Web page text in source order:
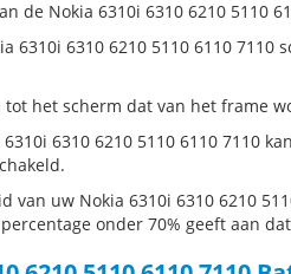
de Nokia 6310i 6310 6210 5110
6310i 6310 6210 5110 6110
het scherm dat van het frame
6310 6210 5110 6110 7110
van uw Nokia 6310i 6310 6210
onder 70% geeft aan